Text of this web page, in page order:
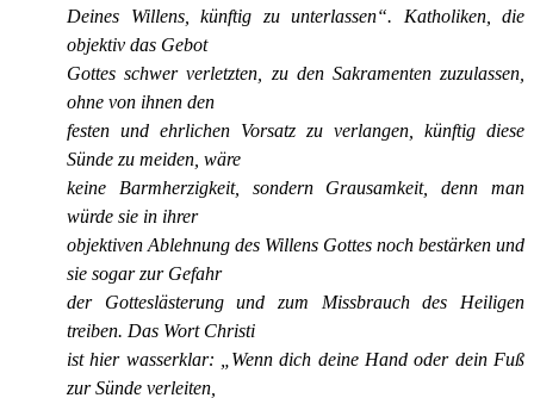
Deines Willens, künftig zu unterlassen“. Katholiken, die
objektiv das Gebot
Gottes schwer verletzten, zu den Sakramenten zuzulassen,
ohne von ihnen den
festen und ehrlichen Vorsatz zu verlangen, künftig diese
Sünde zu meiden, wäre
keine Barmherzigkeit, sondern Grausamkeit, denn man
würde sie in ihrer
objektiven Ablehnung des Willens Gottes noch bestärken und
sie sogar zur Gefahr
der Gotteslästerung und zum Missbrauch des Heiligen
treiben. Das Wort Christi
ist hier wasserklar: „Wenn dich deine Hand oder dein Fuß
zur Sünde verleiten,